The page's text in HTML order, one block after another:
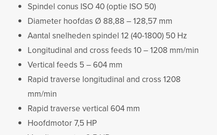
Spindel conus ISO 40 (optie ISO 50)
Diameter hoofdas Ø 88,88 – 128,57 mm
Aantal snelheden spindel 12 (40-1800) 50 Hz
Longitudinal and cross feeds 10 – 1208 mm/min
Vertical feeds 5 – 604 mm
Rapid traverse longitudinal and cross 1208
mm/min
Rapid traverse vertical 604 mm
Hoofdmotor 7,5 HP